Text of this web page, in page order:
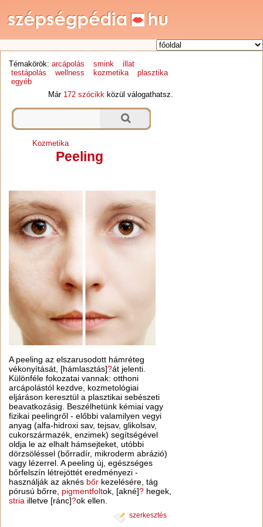
Témakörök: arcápolás smink
illat
testápolás
wellness kozmetika
plasztika
egyéb
Már 172 szócikk közül válogathatsz.
Kozmetika
Peeling
A peeling az elszarusodott hámréteg
vékonyítását, [hámlasztás]?át jelenti.
Különféle fokozatai vannak: otthoni
arcápolástól kezdve, kozmetológiai
eljáráson keresztül a plasztikai sebészeti
beavatkozásig. Beszélhetünk kémiai vagy
fizikai peelingről - előbbi valamilyen vegyi
anyag (alfa-hidroxi sav, tejsav, glikolsav,
cukorszármazék, enzimek) segítségével
oldja le az elhalt hámsejteket, utóbbi
dörzsöléssel (bőrradír, mikroderm abrázió)
vagy lézerrel. A peeling új, egészséges
bőrfelszín létrejöttét eredményezi -
használják az aknés bőr kezelésére, tág
pórusú bőrre, pigmentfoltok, [akné]? hegek,
stria illetve [ránc]?ok ellen.
szerkesztés